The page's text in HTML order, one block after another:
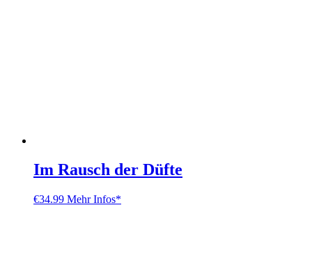
Im Rausch der Düfte
€34.99 Mehr Infos*